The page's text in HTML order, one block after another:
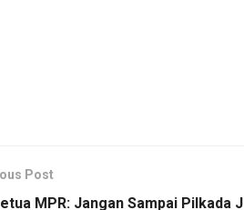
Post
MPR: Jangan Sampai Pilkada